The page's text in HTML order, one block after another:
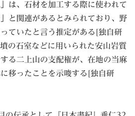
は、石材を加工する際に使われて
と関連があるとみられており、野
ていたと言う推定がある[独自研
の石室などに用いられた安山岩質
る二上山の支配権が、在地の当麻
移ったことを示唆する[独自研